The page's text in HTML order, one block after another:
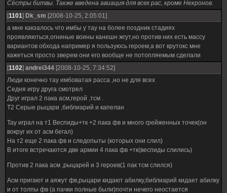
Сёстры битвы. Также введена авиация для всех рас, кроме Некронов.
[1101] Dk_sm [2008-10-25, 2:05:01]
а мне какзалось что имбы у тау на более поздник стадиях
проявляються,огниные воины канешн жгут,но против них есть массу
вариантов обхода например я пользуюсь героем,а вот крутокс мне
кажеться просто зверем они его вообще не потопляемым сделали
[1102] andrei344 [2008-10-25, 7:34:52]
Люди конечно тау имбоватая расса ,но не для всех
Седня игру друга смотрел
Друг играл 2 пака асм,герой ,тсм .
Т2 Серые рыцари ,библиарий и капелан
Тау играл на т1 Веспиды+тк +2 пака фв и много грейженных точек(он
вокруг их от асм бегал)
На т2 еще 2 пака фв и следопыты (которых они слил)
В итоге встречаются две армии 4 пака фв +тк(веспиды слились)
Против 2 пака асм ,рыцарей и 3 героев(1 пак тсм слился)
Асм пригают и аяжут фв,рыцари кидают абилку,библиарий кидает абилку
и от толпы фв (а пачки полные были)почти нечего неостается